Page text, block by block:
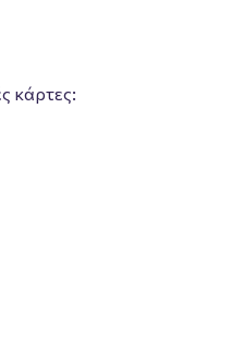
κάρτες: